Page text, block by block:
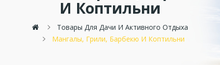
И Коптильни
Товары Для Дачи И Активного Отдыха
Мангалы, Грили, Барбекю И Коптильни